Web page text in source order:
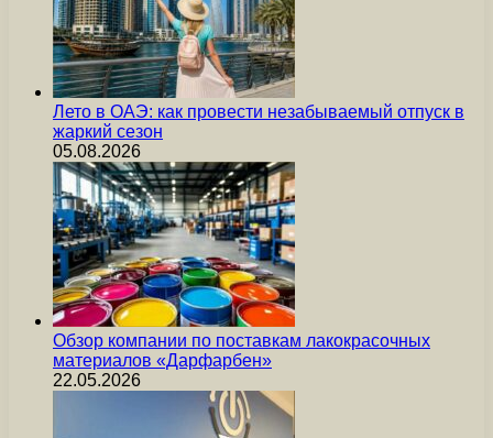
Лето в ОАЭ: как провести незабываемый отпуск в
жаркий сезон
05.08.2026
Обзор компании по поставкам лакокрасочных
материалов «Дарфарбен»
22.05.2026